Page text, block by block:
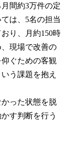
間約3万件の定
は、5名の担当
り、月約150時
現場で改善の
ぐための客観
う課題を抱え
った状態を脱
す判断を行う